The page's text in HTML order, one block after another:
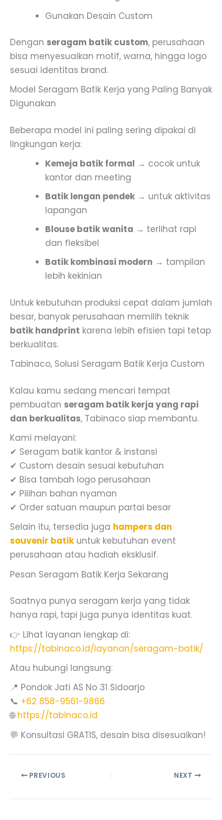
Gunakan Desain Custom
Dengan seragam batik custom, perusahaan
bisa menyesuaikan motif, warna, hingga logo
sesuai identitas brand.
Model Seragam Batik Kerja yang Paling Banyak
Digunakan
Beberapa model ini paling sering dipakai di
lingkungan kerja:
Kemeja batik formal → cocok untuk
kantor dan meeting
Batik lengan pendek → untuk aktivitas
lapangan
Blouse batik wanita → terlihat rapi
dan fleksibel
Batik kombinasi modern → tampilan
lebih kekinian
Untuk kebutuhan produksi cepat dalam jumlah
besar, banyak perusahaan memilih teknik
batik handprint karena lebih efisien tapi tetap
berkualitas.
Tabinaco, Solusi Seragam Batik Kerja Custom
Kalau kamu sedang mencari tempat
pembuatan seragam batik kerja yang rapi
dan berkualitas, Tabinaco siap membantu.
Kami melayani:
✔ Seragam batik kantor & instansi
✔ Custom desain sesuai kebutuhan
✔ Bisa tambah logo perusahaan
✔ Pilihan bahan nyaman
✔ Order satuan maupun partai besar
Selain itu, tersedia juga hampers dan
souvenir batikuntuk kebutuhan event
perusahaan atau hadiah eksklusif.
Pesan Seragam Batik Kerja Sekarang
Saatnya punya seragam kerja yang tidak
hanya rapi, tapi juga punya identitas kuat.
👉 Lihat layanan lengkap di:
https://tabinaco.id/layanan/seragam-batik/
Atau hubungi langsung:
📍 Pondok Jati AS No 31 Sidoarjo
📞 +62 858-9561-9866
🌐https://tabinaco.id
💬 Konsultasi GRATIS, desain bisa disesuaikan!
PREVIOUS NEXT